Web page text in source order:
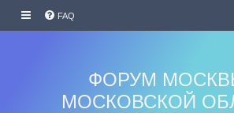
FAQ
ФОРУМ
МОСКОВСКОЙ